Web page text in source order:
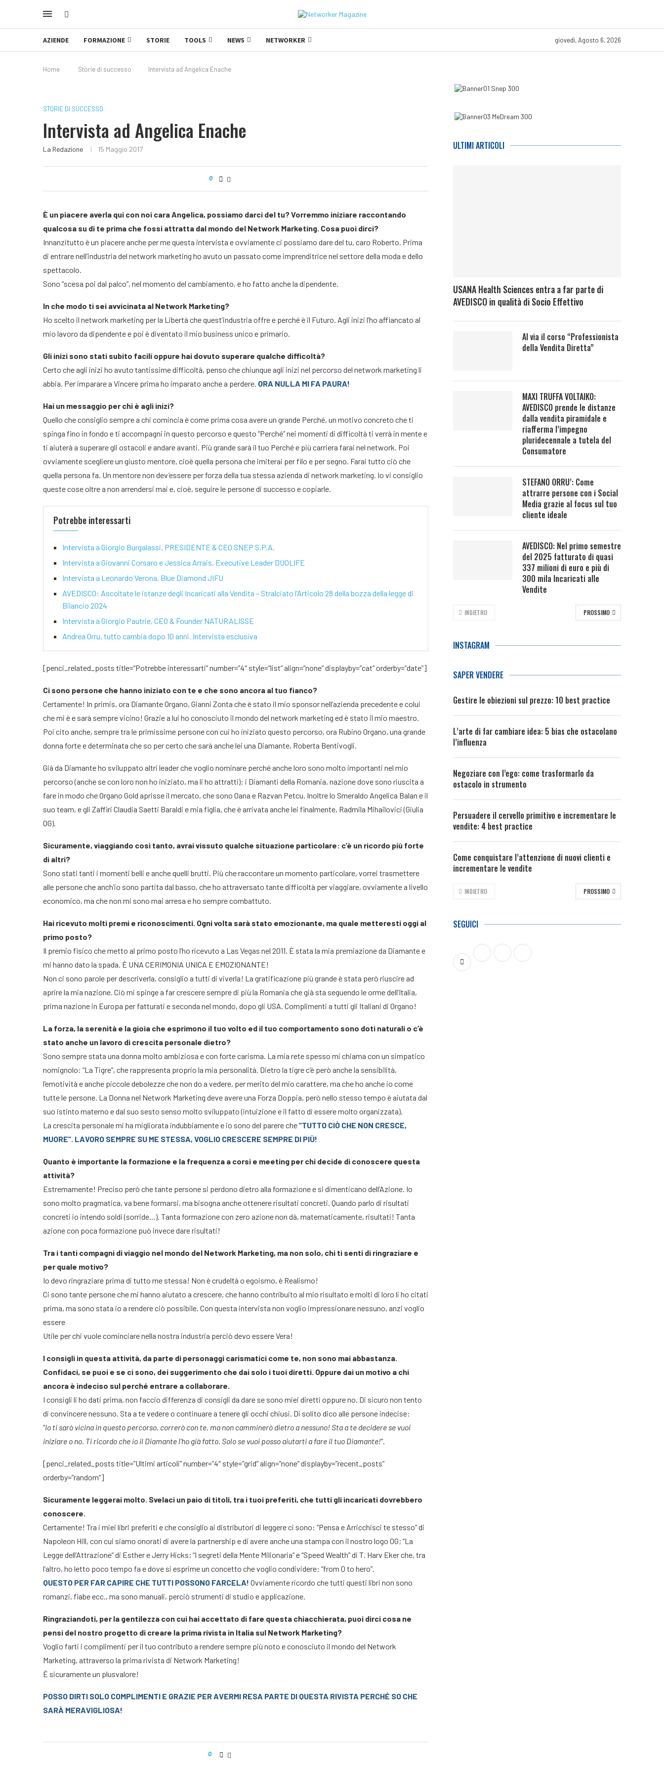
AZIENDE FORMAZIONE STORIE TOOLS NEWS NETWORKER giovedì, Agosto 6, 2026
Home Storie di successo Intervista ad Angelica Enache
STORIE DI SUCCESSO
Intervista ad Angelica Enache
La Redazione 15 Maggio 2017
0
È un piacere averla qui con noi cara Angelica, possiamo darci del tu? Vorremmo iniziare raccontando
qualcosa su di te prima che fossi attratta dal mondo del Network Marketing. Cosa puoi dirci?
Innanzitutto è un piacere anche per me questa intervista e ovviamente ci possiamo dare del tu, caro Roberto. Prima
di entrare nell’industria del network marketing ho avuto un passato come imprenditrice nel settore della moda e dello
spettacolo.
Sono “scesa poi dal palco”, nel momento del cambiamento, e ho fatto anche la dipendente.
In che modo ti sei avvicinata al Network Marketing?
Ho scelto il network marketing per la Libertà che quest’industria offre e perché è il Futuro. Agli inizi l’ho affiancato al
mio lavoro da dipendente e poi è diventato il mio business unico e primario.
Gli inizi sono stati subito facili oppure hai dovuto superare qualche difficoltà?
Certo che agli inizi ho avuto tantissime difficoltà, penso che chiunque agli inizi nel percorso del network marketing li
abbia. Per imparare a Vincere prima ho imparato anche a perdere. ORA NULLA MI FA PAURA!
Hai un messaggio per chi è agli inizi?
Quello che consiglio sempre a chi comincia è come prima cosa avere un grande Perché, un motivo concreto che ti
spinga fino in fondo e ti accompagni in questo percorso e questo “Perché” nei momenti di difficoltà ti verrà in mente e
ti aiuterà a superare gli ostacoli e andare avanti. Più grande sarà il tuo Perché e più carriera farai nel network. Poi
ovviamente scegliere un giusto mentore, cioè quella persona che imiterai per filo e per segno. Farai tutto ciò che
quella persona fa. Un mentore non dev’essere per forza della tua stessa azienda di network marketing. Io vi consiglio
queste cose oltre a non arrendersi mai e, cioè, seguire le persone di successo e copiarle.
Potrebbe interessarti
Intervista a Giorgio Burgalassi, PRESIDENTE & CEO SNEP S.P.A.
Intervista a Giovanni Corsaro e Jessica Arrais, Executive Leader DUOLIFE
Intervista a Leonardo Verona, Blue Diamond JIFU
AVEDISCO: Ascoltate le istanze degli Incaricati alla Vendita – Stralciato l’Articolo 28 della bozza della legge di
Bilancio 2024
Intervista a Giorgio Pautrie, CEO & Founder NATURALISSE
Andrea Orru, tutto cambia dopo 10 anni. Intervista esclusiva
[penci_related_posts title=”Potrebbe interessarti” number=”4″ style=”list” align=”none” displayby=”cat” orderby=”date”]
Ci sono persone che hanno iniziato con te e che sono ancora al tuo fianco?
Certamente! In primis, ora Diamante Organo, Gianni Zonta che è stato il mio sponsor nell’azienda precedente e colui
che mi è e sarà sempre vicino! Grazie a lui ho conosciuto il mondo del network marketing ed è stato il mio maestro.
Poi cito anche, sempre tra le primissime persone con cui ho iniziato questo percorso, ora Rubino Organo, una grande
donna forte e determinata che so per certo che sarà anche lei una Diamante, Roberta Bentivogli.
Già da Diamante ho sviluppato altri leader che voglio nominare perché anche loro sono molto importanti nel mio
percorso (anche se con loro non ho iniziato, ma li ho attratti): i Diamanti della Romania, nazione dove sono riuscita a
fare in modo che Organo Gold aprisse il mercato, che sono Oana e Razvan Petcu. Inoltre lo Smeraldo Angelica Balan e il
suo team, e gli Zaffiri Claudia Saetti Baraldi e mia figlia, che è arrivata anche lei finalmente, Radmila Mihailovici (Giulia
OG).
Sicuramente, viaggiando così tanto, avrai vissuto qualche situazione particolare: c’è un ricordo più forte
di altri?
Sono stati tanti i momenti belli e anche quelli brutti. Più che raccontare un momento particolare, vorrei trasmettere
alle persone che anch’io sono partita dal basso, che ho attraversato tante difficoltà per viaggiare, ovviamente a livello
economico, ma che non mi sono mai arresa e ho sempre combattuto.
Hai ricevuto molti premi e riconoscimenti. Ogni volta sarà stato emozionante, ma quale metteresti oggi al
primo posto?
Il premio fisico che metto al primo posto l’ho ricevuto a Las Vegas nel 2011. È stata la mia premiazione da Diamante e
mi hanno dato la spada. È UNA CERIMONIA UNICA E EMOZIONANTE!
Non ci sono parole per descriverla, consiglio a tutti di viverla! La gratificazione più grande è stata però riuscire ad
aprire la mia nazione. Ciò mi spinge a far crescere sempre di più la Romania che già sta seguendo le orme dell’Italia,
prima nazione in Europa per fatturati e seconda nel mondo, dopo gli USA. Complimenti a tutti gli Italiani di Organo!
La forza, la serenità e la gioia che esprimono il tuo volto ed il tuo comportamento sono doti naturali o c’è
stato anche un lavoro di crescita personale dietro?
Sono sempre stata una donna molto ambiziosa e con forte carisma. La mia rete spesso mi chiama con un simpatico
nomignolo: “La Tigre”, che rappresenta proprio la mia personalità. Dietro la tigre c’è però anche la sensibilità,
l’emotività e anche piccole debolezze che non do a vedere, per merito del mio carattere, ma che ho anche io come
tutte le persone. La Donna nel Network Marketing deve avere una Forza Doppia, però nello stesso tempo è aiutata dal
suo istinto materno e dal suo sesto senso molto sviluppato (intuizione e il fatto di essere molto organizzata).
La crescita personale mi ha migliorata indubbiamente e io sono del parere che“TUTTO CIÒ CHE NON CRESCE,
MUORE”. LAVORO SEMPRE SU ME STESSA, VOGLIO CRESCERE SEMPRE DI PIÙ!
Quanto è importante la formazione e la frequenza a corsi e meeting per chi decide di conoscere questa
attività?
Estremamente! Preciso però che tante persone si perdono dietro alla formazione e si dimenticano dell’Azione. Io
sono molto pragmatica, va bene formarsi, ma bisogna anche ottenere risultati concreti. Quando parlo di risultati
concreti io intendo soldi (sorride…). Tanta formazione con zero azione non dà, matematicamente, risultati! Tanta
azione con poca formazione può invece dare risultati!
Tra i tanti compagni di viaggio nel mondo del Network Marketing, ma non solo, chi ti senti di ringraziare e
per quale motivo?
Io devo ringraziare prima di tutto me stessa! Non è crudeltà o egoismo, è Realismo!
Ci sono tante persone che mi hanno aiutato a crescere, che hanno contribuito al mio risultato e molti di loro li ho citati
prima, ma sono stata io a rendere ciò possibile. Con questa intervista non voglio impressionare nessuno, anzi voglio
essere
Utile per chi vuole cominciare nella nostra industria perciò devo essere Vera!
I consigli in questa attività, da parte di personaggi carismatici come te, non sono mai abbastanza.
Confidaci, se puoi e se ci sono, dei suggerimento che dai solo i tuoi diretti. Oppure dai un motivo a chi
ancora è indeciso sul perché entrare a collaborare.
I consigli li ho dati prima, non faccio differenza di consigli da dare se sono miei diretti oppure no. Di sicuro non tento
di convincere nessuno. Sta a te vedere o continuare a tenere gli occhi chiusi. Di solito dico alle persone indecise:
“Io ti sarò vicina in questo percorso, correrò con te, ma non camminerò dietro a nessuno! Sta a te decidere se vuoi
iniziare o no. Ti ricordo che io il Diamante l’ho già fatto. Solo se vuoi posso aiutarti a fare il tuo Diamante!“.
[penci_related_posts title=”Ultimi articoli” number=”4″ style=”grid” align=”none” displayby=”recent_posts”
orderby=”random”]
Sicuramente leggerai molto. Svelaci un paio di titoli, tra i tuoi preferiti, che tutti gli incaricati dovrebbero
conoscere.
Certamente! Tra i miei libri preferiti e che consiglio ai distributori di leggere ci sono: “Pensa e Arricchisci te stesso” di
Napoleon Hill, con cui siamo onorati di avere la partnership e di avere anche una stampa con il nostro logo OG; “La
Legge dell’Attrazione” di Esther e Jerry Hicks; “I segreti della Mente Milionaria” e “Speed Wealth” di T. Harv Eker che, tra
l’altro, ho letto poco tempo fa e dove si esprime un concetto che voglio condividere: “from 0 to hero”.
QUESTO PER FAR CAPIRE CHE TUTTI POSSONO FARCELA! Ovviamente ricordo che tutti questi libri non sono
romanzi, fiabe ecc., ma sono manuali, perciò strumenti di studio e applicazione.
Ringraziandoti, per la gentilezza con cui hai accettato di fare questa chiacchierata, puoi dirci cosa ne
pensi del nostro progetto di creare la prima rivista in Italia sul Network Marketing?
Voglio farti i complimenti per il tuo contributo a rendere sempre più noto e conosciuto il mondo del Network
Marketing, attraverso la prima rivista di Network Marketing!
È sicuramente un plusvalore!
POSSO DIRTI SOLO COMPLIMENTI E GRAZIE PER AVERMI RESA PARTE DI QUESTA RIVISTA PERCHÉ SO CHE
SARÀ MERAVIGLIOSA!
0
ULTIMI ARTICOLI
USANA Health Sciences entra a far parte di
AVEDISCO in qualità di Socio Effettivo
Al via il corso “Professionista
della Vendita Diretta”
MAXI TRUFFA VOLTAIKO:
AVEDISCO prende le distanze
dalla vendita piramidale e
riafferma l’impegno
pluridecennale a tutela del
Consumatore
STEFANO ORRU’: Come
attrarre persone con i Social
Media grazie al focus sul tuo
cliente ideale
AVEDISCO: Nel primo semestre
del 2025 fatturato di quasi
337 milioni di euro e più di
300 mila Incaricati alle
Vendite
INDIETRO PROSSIMO
INSTAGRAM
SAPER VENDERE
Gestire le obiezioni sul prezzo: 10 best practice
L’arte di far cambiare idea: 5 bias che ostacolano
l’influenza
Negoziare con l’ego: come trasformarlo da
ostacolo in strumento
Persuadere il cervello primitivo e incrementare le
vendite: 4 best practice
Come conquistare l’attenzione di nuovi clienti e
incrementare le vendite
INDIETRO PROSSIMO
SEGUICI